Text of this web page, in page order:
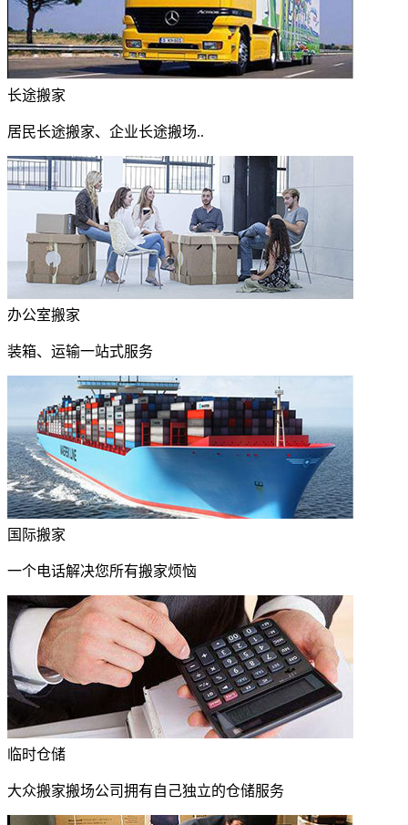
长途搬家
居民长途搬家、企业长途搬场..
办公室搬家
装箱、运输一站式服务
国际搬家
一个电话解决您所有搬家烦恼
临时仓储
大众搬家搬场公司拥有自己独立的仓储服务